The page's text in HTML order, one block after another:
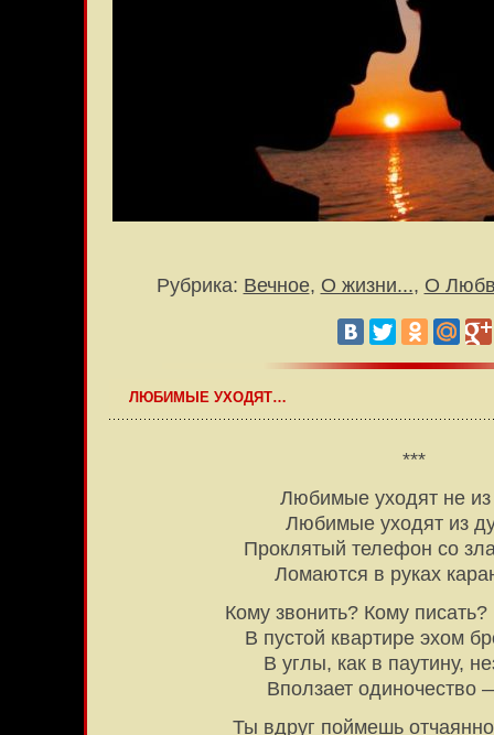
Рубрика: Вечное, О жизни..., О
ЛЮБИМЫЕ УХОДЯТ…
***
Любимые уходят не
Любимые уходят из
Проклятый телефон со
Ломаются в руках
Кому звонить? Кому
В пустой квартире эхом
В углы, как в паутину,
Вползает одиночество
Ты вдруг поймешь